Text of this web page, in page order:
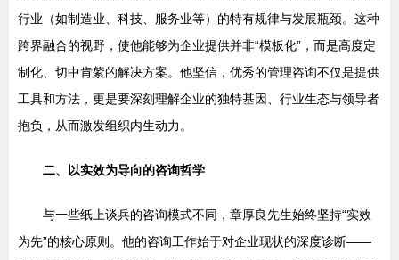
行业（如制造业、科技、服务业等）的特有规律与发展瓶颈。这种
跨界融合的视野，使他能够为企业提供并非“模板化”，而是高度定
制化、切中肯綮的解决方案。他坚信，优秀的管理咨询不仅是提供
工具和方法，更是要深刻理解企业的独特基因、行业生态与领导者
抱负，从而激发组织内生动力。
二、以实效为导向的咨询哲学
与一些纸上谈兵的咨询模式不同，章厚良先生始终坚持“实效
为先”的核心原则。他的咨询工作始于对企业现状的深度诊断——